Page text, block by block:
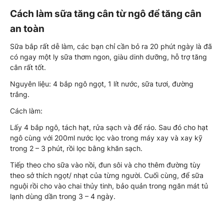
Cách làm sữa tăng cân từ ngô để tăng cân
an toàn
Sữa bắp rất dễ làm, các bạn chỉ cần bỏ ra 20 phút ngày là đã
có ngay một ly sữa thơm ngon, giàu dinh dưỡng, hỗ trợ tăng
cân rất tốt.
Nguyên liệu: 4 bắp ngô ngọt, 1 lít nước, sữa tươi, đường
trắng.
Cách làm:
Lấy 4 bắp ngô, tách hạt, rửa sạch và để ráo. Sau đó cho hạt
ngô cùng với 200ml nước lọc vào trong máy xay và xay kỹ
trong 2 – 3 phút, rồi lọc bằng khăn sạch.
Tiếp theo cho sữa vào nồi, đun sôi và cho thêm đường tùy
theo sở thích ngọt/ nhạt của từng người. Cuối cùng, để sữa
nguội rồi cho vào chai thủy tinh, bảo quản trong ngăn mát tủ
lạnh dùng dần trong 3 – 4 ngày.